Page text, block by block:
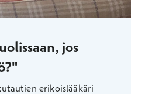
jos
erikoislääkäri